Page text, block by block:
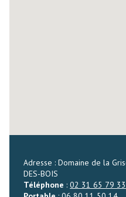
Adresse : Domaine de la
DES-BOIS
Téléphone :02 31 65 79 33